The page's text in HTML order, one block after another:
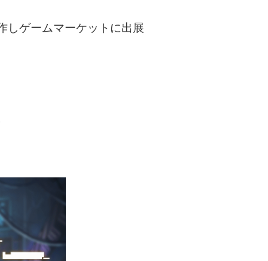
しゲームマーケットに出展